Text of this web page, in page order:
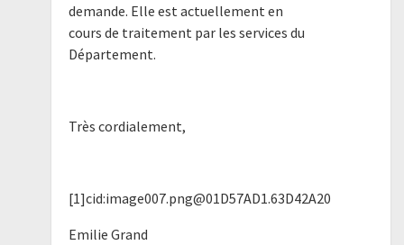
demande. Elle est actuellement en
cours de traitement par les services du
Département.
Très cordialement,
[1]cid:image007.png@01D57AD1.63D42A20
Emilie Grand